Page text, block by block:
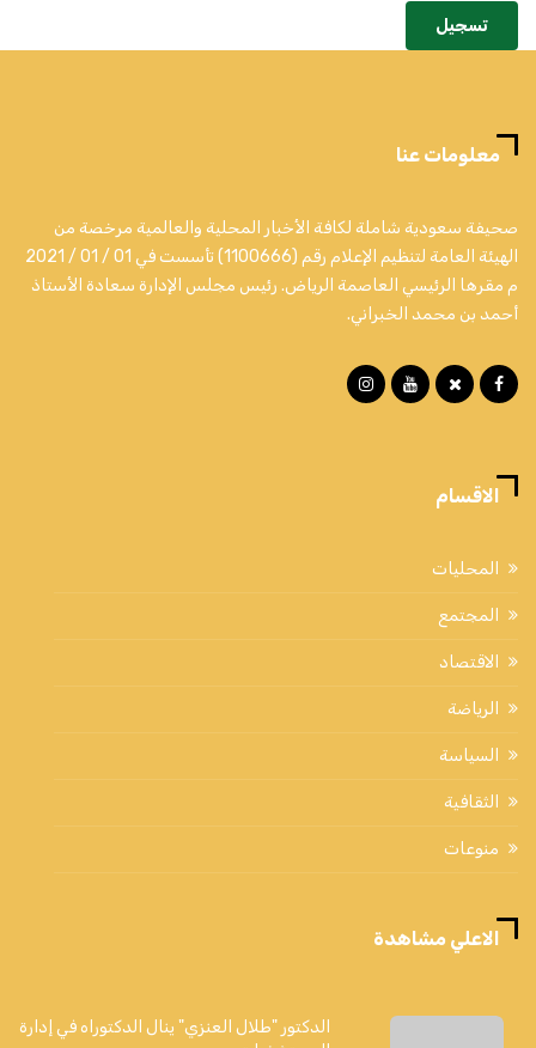
تسجيل
معلومات عنا
صحيفة سعودية شاملة لكافة الأخبار المحلية والعالمية مرخصة من
الهيئة العامة لتنظيم الإعلام رقم (1100666) تأسست في 01 / 01 / 2021
م مقرها الرئيسي العاصمة الرياض. رئيس مجلس الإدارة سعادة الأستاذ
أحمد بن محمد الخبراني.
الاقسام
المحليات
المجتمع
الاقتصاد
الرياضة
السياسة
الثقافية
منوعات
الاعلي مشاهدة
الدكتور "طلال العنزي" ينال الدكتوراه في إدارة